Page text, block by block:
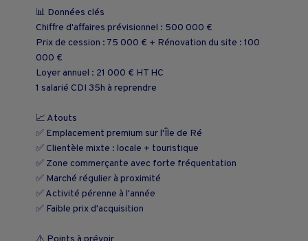
📊 Données clés
Chiffre d'affaires prévisionnel : 500 000 €
Prix de cession : 75 000 € + Rénovation du site : 100
000 €
Loyer annuel : 21 000 € HT HC
1 salarié CDI 35h à reprendre
📈 Atouts
✅ Emplacement premium sur l'Île de Ré
✅ Clientèle mixte : locale + touristique
✅ Zone commerçante avec forte fréquentation
✅ Marché régulier à proximité
✅ Activité pérenne à l'année
✅ Faible prix d'acquisition